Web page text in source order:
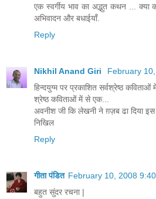
एक स्वर्गीय भाव का अद्भुत कथन ...
अभिवादन और बधाईयाँ.
Reply
Nikhil Anand Giri
February
हिन्दयुग्म पर प्रकाशित सर्वश्रेष्ठ
श्रेष्ठ कविताओं में से एक...
अवनीश जी कि लेखनी ने ग़ज़ब ढा दिया इस
निखिल
Reply
गीता पंडित February 10, 2008
बहुत सुंदर रचना |